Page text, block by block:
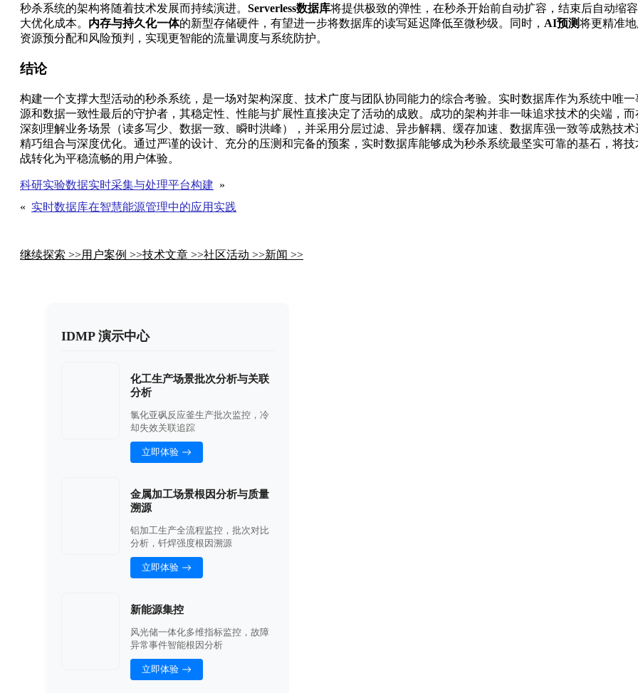
秒杀系统的架构将随着技术发展而持续演进。 Serverless数据库将提供极致的弹性，在秒杀开始前自动扩容，结束后自动缩
大优化成本。 内存与持久化一体的新型存储硬件，有望进一步将数据库的读写延迟降低至微秒级。同时， AI预测将更精准
资源预分配和风险预判，实现更智能的流量调度与系统防护。
结论
构建一个支撑大型活动的秒杀系统，是一场对架构深度、技术广度与团队协同能力的综合考验。实时数据库作为系统中唯一
源和数据一致性最后的守护者，其稳定性、性能与扩展性直接决定了活动的成败。成功的架构并非一味追求技术的尖端，而
深刻理解业务场景（读多写少、数据一致、瞬时洪峰），并采用分层过滤、异步解耦、缓存加速、数据库强一致等成熟技术
精巧组合与深度优化。通过严谨的设计、充分的压测和完备的预案，实时数据库能够成为秒杀系统最坚实可靠的基石，将技
战转化为平稳流畅的用户体验。
科研实验数据实时采集与处理平台构建 »
« 实时数据库在智慧能源管理中的应用实践
继续探索 >>用户案例 >>技术文章 >>社区活动 >>新闻 >>
IDMP 演示中心
化工生产场景批次分析与关联
分析
氯化亚砜反应釜生产批次监控，冷
却失效关联追踪
立即体验
金属加工场景根因分析与质量
溯源
铝加工生产全流程监控，批次对比
分析，钎焊强度根因溯源
立即体验
新能源集控
风光储一体化多维指标监控，故障
异常事件智能根因分析
立即体验